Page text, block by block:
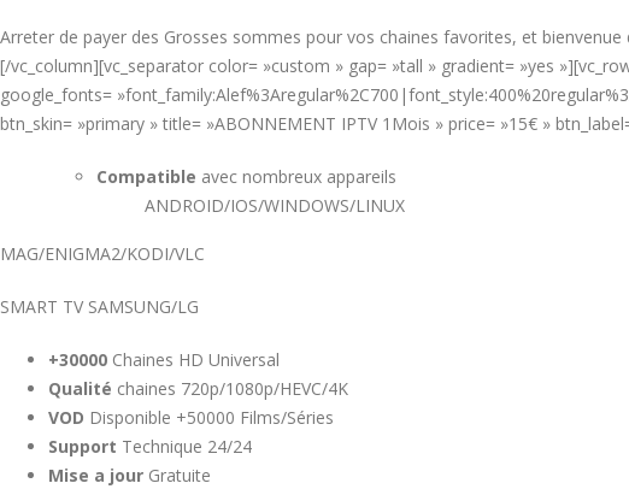
Arreter de payer des Grosses sommes pour vos chaines favorites, et bienvenue
[/vc_column][vc_separator color= »custom » gap= »tall » gradient= »yes
google_fonts=
btn_skin= »primary » title= »ABONNEMENT IPTV 1Mois » price= »15€ »
Compatible avec nombreux appareils
ANDROID/IOS/WINDOWS/LINUX
MAG/ENIGMA2/KODI/VLC
SMART TV SAMSUNG/LG
+30000 Chaines HD Universal
Qualité chaines 720p/1080p/HEVC/4K
VOD Disponible +50000 Films/Séries
Support Technique 24/24
Mise a jour Gratuite